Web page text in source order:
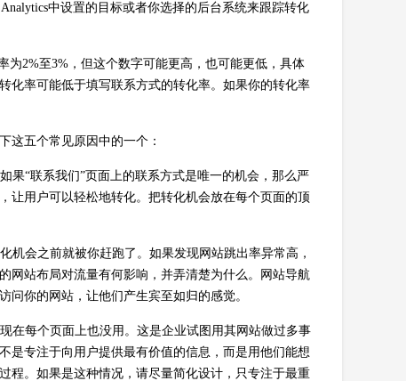
中设置的目标或者你选择的后台系统来跟踪转化
为2%至3%，但这个数字可能更高，也可能更低，具体
化率可能低于填写联系方式的转化率。如果你的转化率
这五个常见原因中的一个：
果“联系我们”页面上的联系方式是唯一的机会，那么严
让用户可以轻松地转化。把转化机会放在每个页面的顶
机会之前就被你赶跑了。如果发现网站跳出率异常高，
网站布局对流量有何影响，并弄清楚为什么。网站导航
你的网站，让他们产生宾至如归的感觉。
在每个页面上也没用。这是企业试图用其网站做过多事
是专注于向用户提供最有价值的信息，而是用他们能想
程。如果是这种情况，请尽量简化设计，只专注于最重